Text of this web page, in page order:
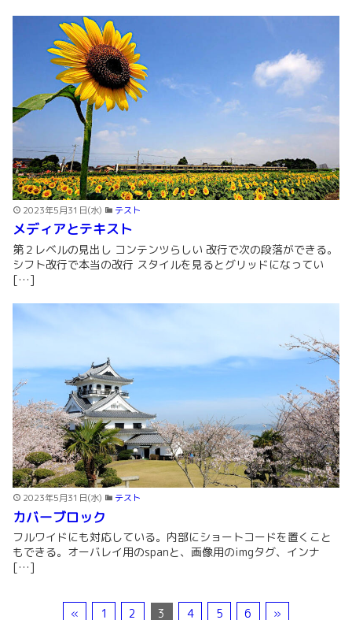
2023年5月31日(水) テスト
メディアとテキスト
第２レベルの見出し コンテンツらしい 改行で次の段落ができる。
シフト改行で本当の改行 スタイルを見るとグリッドになってい
[…]
2023年5月31日(水) テスト
カバーブロック
フルワイドにも対応している。内部にショートコードを置くこと
もできる。オーバレイ用のspanと、画像用のimgタグ、インナ
[…]
« 1 2 3 4 5 6 »